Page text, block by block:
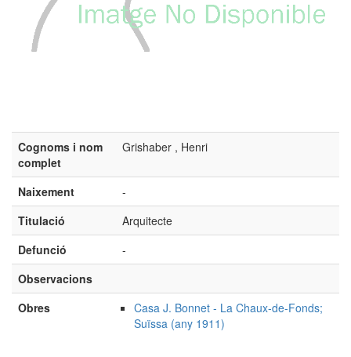
Cognoms i nom
complet
Grishaber , Henri
Naixement
-
Titulació
Arquitecte
Defunció
-
Observacions
Obres
Casa J. Bonnet - La Chaux-de-Fonds;
Suïssa (any 1911)